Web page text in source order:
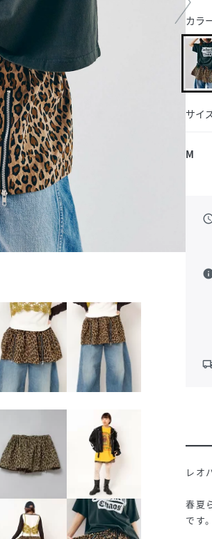
カラ
サイ
M
レオ
春夏
です。